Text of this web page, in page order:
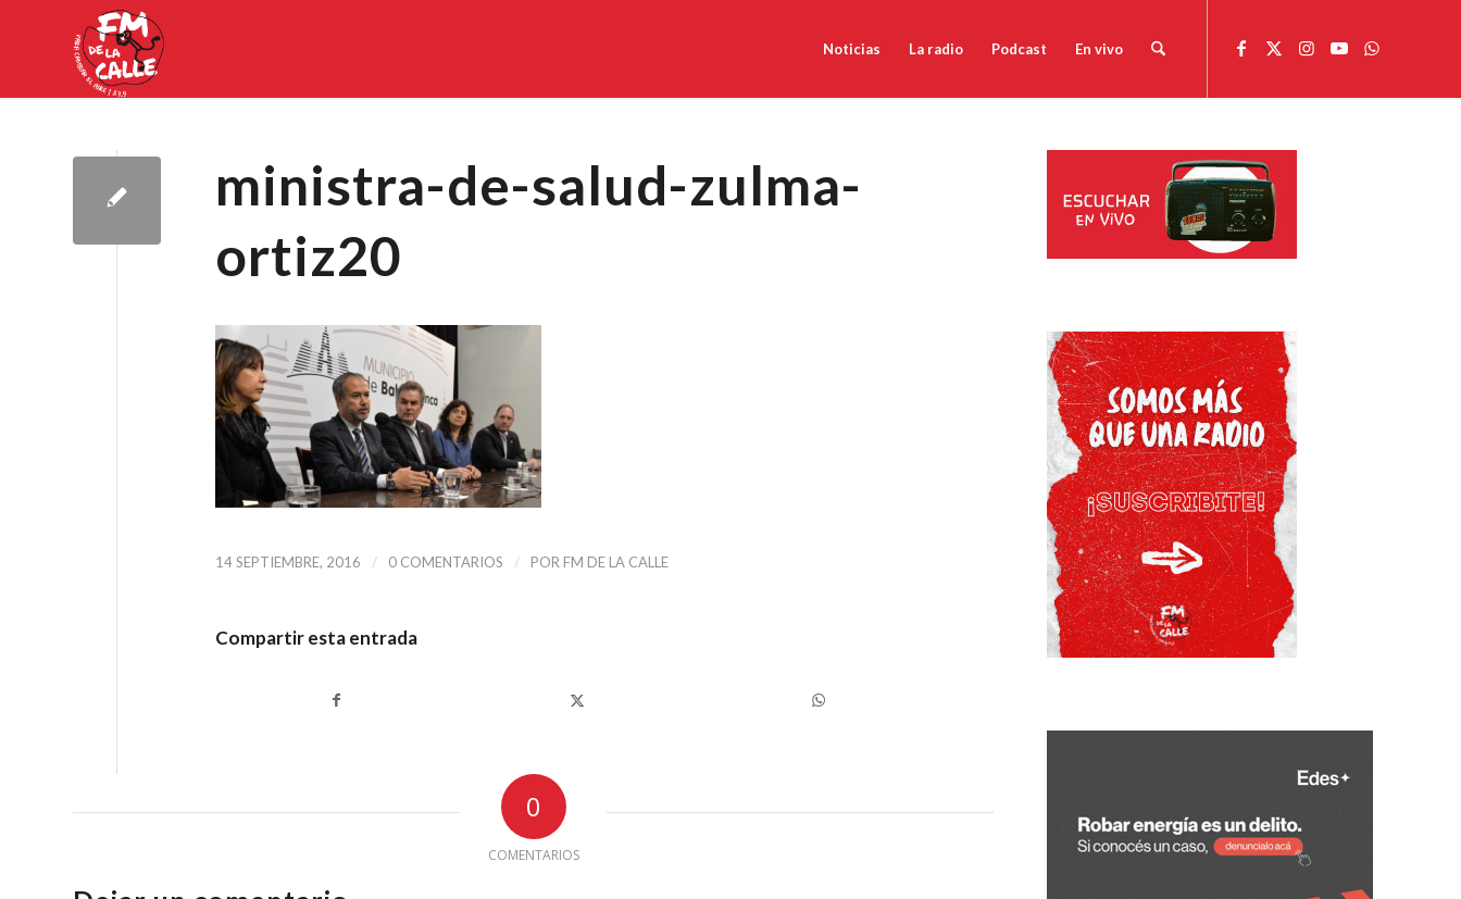
Noticias La radio Podcast En vivo
ministra-de-salud-zulma-
ortiz20
14 SEPTIEMBRE, 2016 / 0 COMENTARIOS / POR FM DE LA CALLE
Compartir esta entrada
0
COMENTARIOS